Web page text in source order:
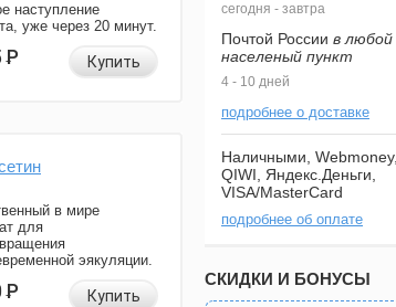
наступление
уже через 20 минут.
Р Купить
в мире
для
эякуляции.
Р Купить
сегодня - завтра
Почтой России в любой
населеный пункт
4 - 10 дней
подробнее о доставке
Наличными, Webmoney,
QIWI, Яндекс.Деньги,
VISA/MasterCard
подробнее об оплате
СКИДКИ И БОНУСЫ